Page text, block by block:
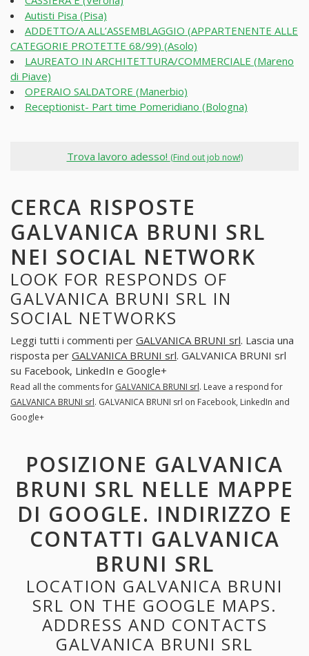
Autisti Pisa (Pisa)
ADDETTO/A ALL’ASSEMBLAGGIO (APPARTENENTE ALLE
CATEGORIE PROTETTE 68/99) (Asolo)
LAUREATO IN ARCHITETTURA/COMMERCIALE (Mareno
di Piave)
OPERAIO SALDATORE (Manerbio)
Receptionist- Part time Pomeridiano (Bologna)
Trova lavoro adesso! (Find out job now!)
CERCA RISPOSTE
GALVANICA BRUNI SRL
NEI SOCIAL NETWORK
LOOK FOR RESPONDS OF
GALVANICA BRUNI SRL IN
SOCIAL NETWORKS
Leggi tutti i commenti per GALVANICA BRUNI srl. Lascia una
risposta per GALVANICA BRUNI srl. GALVANICA BRUNI srl
su Facebook, LinkedIn e Google+
Read all the comments for GALVANICA BRUNI srl. Leave a respond for
GALVANICA BRUNI srl. GALVANICA BRUNI srl on Facebook, LinkedIn and
Google+
POSIZIONE GALVANICA
BRUNI SRL NELLE MAPPE
DI GOOGLE. INDIRIZZO E
CONTATTI GALVANICA
BRUNI SRL
LOCATION GALVANICA BRUNI
SRL ON THE GOOGLE MAPS.
ADDRESS AND CONTACTS
GALVANICA BRUNI SRL